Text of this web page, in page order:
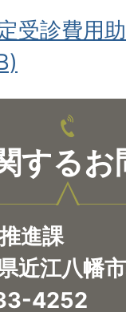
受診費用
するお
進課
近江八幡
4252